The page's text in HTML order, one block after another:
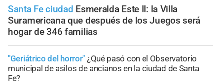
Santa Fe ciudad Esmeralda Este II: la Villa
Suramericana que después de los Juegos será
hogar de 346 familias
"Geriátrico del horror" ¿Qué pasó con el Observatorio
municipal de asilos de ancianos en la ciudad de Santa
Fe?